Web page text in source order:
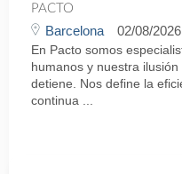
PACTO
Barcelona 02/08/2026
En Pacto somos
humanos y nuestra
detiene. Nos define la
continua ...